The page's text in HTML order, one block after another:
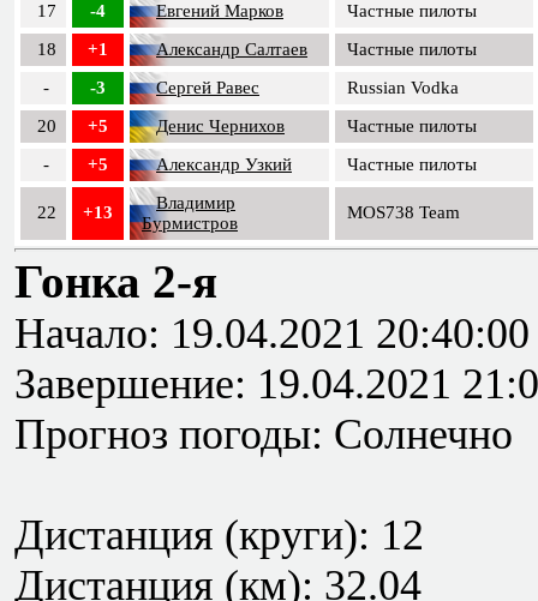
17
-4 Евгений Марков
Частные пилоты
18
+1 Александр Салтаев
Частные пилоты
-
-3 Сергей Равес
Russian Vodka
20
+5 Денис Чернихов
Частные пилоты
-
+5 Александр Узкий Частные пилоты
22 +13
Владимир
Бурмистров
MOS738 Team
Гонка 2-я
Начало: 19.04.2021 20:40:00
Завершение: 19.04.2021
Прогноз погоды: Солнечно
Дистанция (круги): 12
Дистанция (км): 32.04